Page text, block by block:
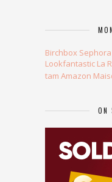
Birchbox Sephora
Lookfantastic La
tam Amazon
ON